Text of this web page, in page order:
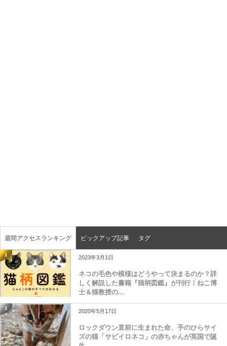
週間アクセスランキング ピックアップ記事 タグ
1 2023年3月1日
ネコの毛色や模様はどうやって決まるのか？詳
しく解説した書籍『猫柄図鑑』が刊行！ねこ博
士＆猫教授の...
2 2020年5月17日
ロックダウン直前に生まれた命、手のひらサイ
ズの猫「サビイロネコ」の赤ちゃんが英国で誕